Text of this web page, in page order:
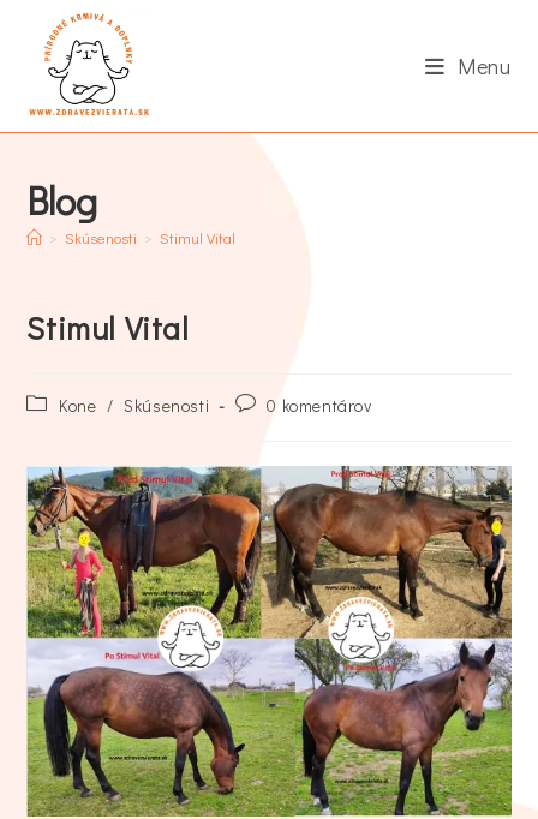
content
Menu
Blog
> Skúsenosti > Stimul Vital
Stimul Vital
Post Kone / Skúsenosti
Post0 komentárov